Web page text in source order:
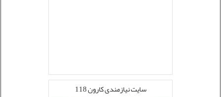
سایت نیازمندی کارون 118